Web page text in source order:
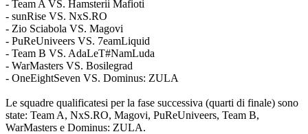
- Team A VS. Hamsterii Mafioti
- sunRise VS. NxS.RO
- Zio Sciabola VS. Magovi
- PuReUniveers VS. 7eamLiquid
- Team B VS. AdaLeT#NamLuda
- WarMasters VS. Bosilegrad
- OneEightSeven VS. Dominus: ZULA
Le squadre qualificatesi per la fase successiva (quarti di finale) sono
state: Team A, NxS.RO, Magovi, PuReUniveers, Team B,
WarMasters e Dominus: ZULA.